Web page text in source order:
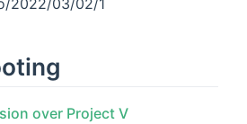
2022/03/02/1
over Project V